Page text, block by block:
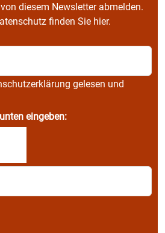
diesem Newsletter abmelden.
finden Sie hier.
gelesen und
eingeben: